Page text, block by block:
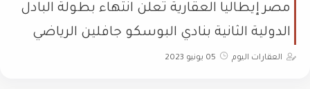
مصر إيطاليا العقارية تعلن انتهاء بطولة البادل
الدولية الثانية بنادي البوسكو جافلين الرياضي
العقارات اليوم 05 يونيو 2023